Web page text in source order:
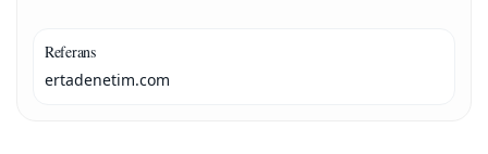
Referans
ertadenetim.com